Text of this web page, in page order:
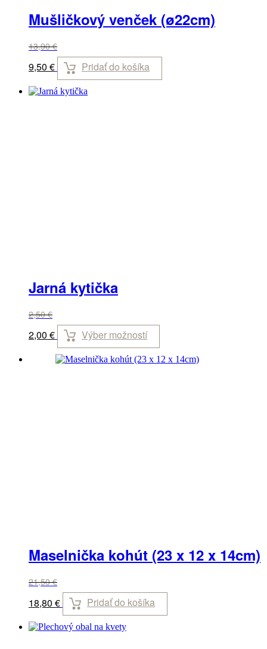
Mušličkový venček (ø22cm)
13,90€
9,50 € Pridať do košíka
Jarná kytička
2,50€
2,00 € Výber možností
Maselnička kohút (23 x 12 x 14cm)
21,50€
18,80 € Pridať do košíka